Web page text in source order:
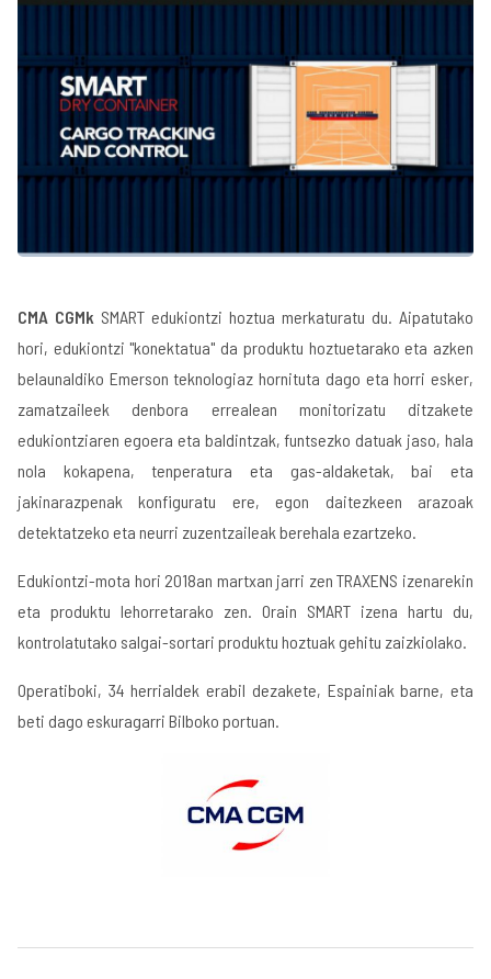
CMA CGMk SMART edukiontzi hoztua merkaturatu du. Aipatutako
hori, edukiontzi "konektatua" da produktu hoztuetarako eta azken
belaunaldiko Emerson teknologiaz hornituta dago eta horri esker,
zamatzaileek denbora errealean monitorizatu ditzakete
edukiontziaren egoera eta baldintzak, funtsezko datuak jaso, hala
nola kokapena, tenperatura eta gas-aldaketak, bai eta
jakinarazpenak konfiguratu ere, egon daitezkeen arazoak
detektatzeko eta neurri zuzentzaileak berehala ezartzeko.
Edukiontzi-mota hori 2018an martxan jarri zen TRAXENS izenarekin
eta produktu lehorretarako zen. Orain SMART izena hartu du,
kontrolatutako salgai-sortari produktu hoztuak gehitu zaizkiolako.
Operatiboki, 34 herrialdek erabil dezakete, Espainiak barne, eta
beti dago eskuragarri Bilboko portuan.